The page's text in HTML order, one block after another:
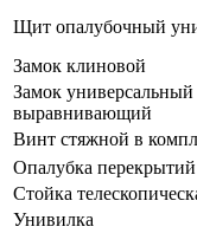
Щит опалубочный
Замок клиновой
Замок универсальный
выравнивающий
Винт стяжной в
Опалубка перекрытий
Стойка
Унивилка